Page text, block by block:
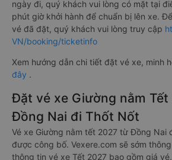
ngày đi, quý khách vui lòng có mặt tại
phút giờ khởi hành để chuẩn bị lên xe.
vé đã đặt, quý khách vui lòng truy cập
VN/booking/ticketinfo
Xem hướng dẫn chi tiết đặt vé xe, minh
đây .
Đặt vé xe Giường nằm
Đồng Nai đi Thốt Nốt
Vé xe Giường nằm tết 2027 từ Đồng Nai
được công bố. Vexere.com sẽ sớm
thông tin vé xe Tết 2027 bao gồm giá